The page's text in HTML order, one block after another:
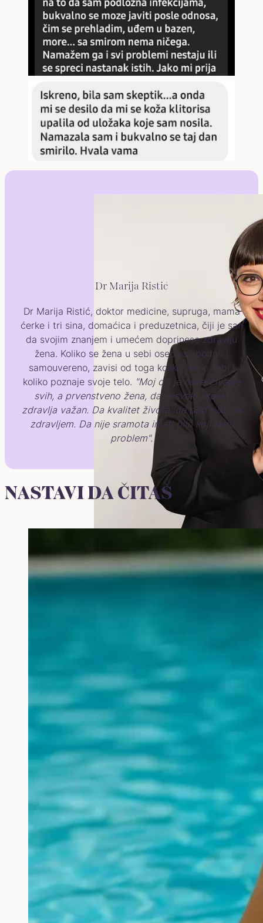
Dr Marija Ristić
Dr Marija Ristić, doktor medicine, supruga, mama
ćerke i tri sina, domaćica i preduzetnica, čiji je san
da svojim znanjem i umećem doprinese zdravlju
žena. Koliko se žena u sebi oseća slobodno i
samouvereno, zavisi od toga koliko zna o sebi i
koliko poznaje svoje telo. "Moj cilj je osvešćivanje
svih, a prvenstveno žena, da je svaki aspekt
zdravlja važan. Da kvalitet života ide pod ruku sa
zdravljem. Da nije sramota imati bilo koji tabu
problem".
NASTAVI DA ČITAŠ